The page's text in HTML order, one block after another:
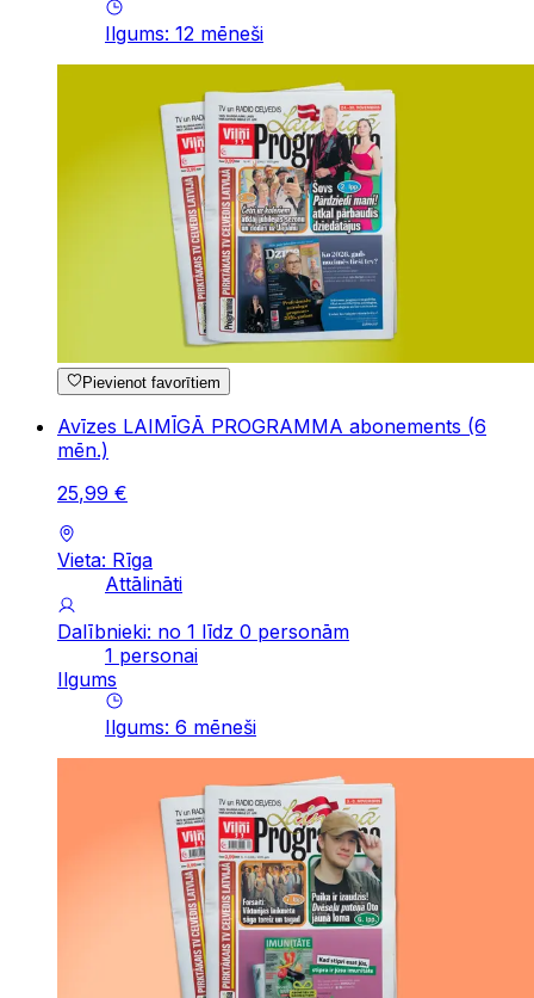
Ilgums: 12 mēneši
Pievienot favorītiem
Avīzes LAIMĪGĀ PROGRAMMA abonements (6
mēn.)
25,99 €
Vieta: Rīga
Attālināti
Dalībnieki: no 1 līdz 0 personām
1 personai
Ilgums
Ilgums: 6 mēneši